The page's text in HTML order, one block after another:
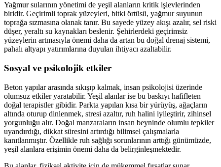
Yağmur sularının yönetimi de yeşil alanların kritik işlevlerinden
biridir. Geçirimli toprak yüzeyleri, bitki örtüsü, yağmur suyunun
toprağa sızmasına olanak tanır. Bu sayede yüzey akışı azalır, sel riski
düşer, yeraltı su kaynakları beslenir. Şehirlerdeki geçirimsiz
yüzeylerin artmasıyla önemi daha da artan bu doğal drenaj sistemi,
pahalı altyapı yatırımlarına duyulan ihtiyacı azaltabilir.
Sosyal ve psikolojik etkiler
Beton yapılar arasında sıkışıp kalmak, insan psikolojisi üzerinde
olumsuz etkiler yaratabilir. Yeşil alanlar ise bu baskıyı hafifleten
doğal terapistler gibidir. Parkta yapılan kısa bir yürüyüş, ağaçların
altında oturup dinlenmek, stresi azaltır, ruh halini iyileştirir, zihinsel
yorgunluğu alır. Doğal manzaraların insan beyninde olumlu tepkiler
uyandırdığı, dikkat süresini artırdığı bilimsel çalışmalarla
kanıtlanmıştır. Özellikle ruh sağlığı sorunlarının arttığı günümüzde,
yeşil alanlara erişimin önemi daha da belirginleşmektedir.